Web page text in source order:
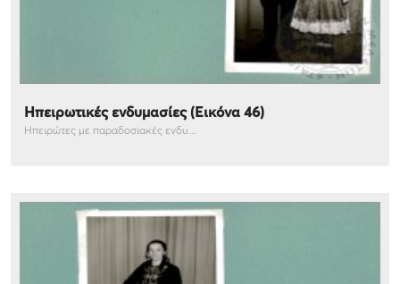
Ηπειρωτικές ενδυμασίες (Εικόνα 46)
Ηπειρώτες με παραδοσιακές ενδυ...